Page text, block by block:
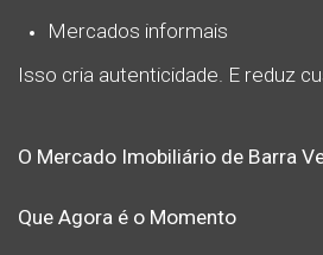
Mercados informais
Isso cria autenticidade. E reduz
O Mercado Imobiliário de Barra
Que Agora é o Momento